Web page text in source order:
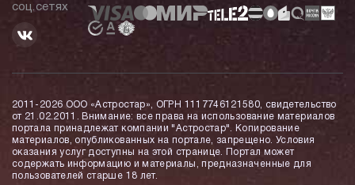
соц.сетях
2011-2026 ООО «Астростар», ОГРН 1117746121580, свидетельство
от 21.02.2011. Внимание: все права на использование материалов
портала принадлежат компании "Астростар". Копирование
материалов, опубликованных на портале, запрещено. Условия
оказания услуг доступны на этой странице. Портал может
содержать информацию и материалы, предназначенные для
пользователей старше 18 лет.